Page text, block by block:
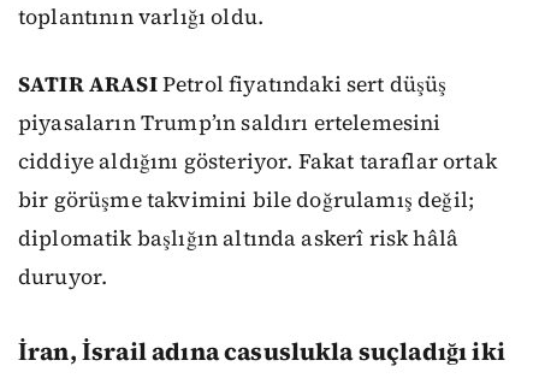
toplantının varlığı oldu.
SATIR ARASIPetrol fiyatındaki sert düşüş
piyasaların Trump’ın saldırı ertelemesini
ciddiye aldığını gösteriyor. Fakat taraflar ortak
bir görüşme takvimini bile doğrulamış değil;
diplomatik başlığın altında askerî risk hâlâ
duruyor.
İran, İsrail adına casuslukla suçladığı iki